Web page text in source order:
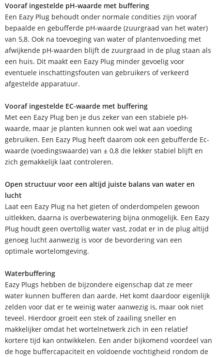
Vooraf ingestelde pH-waarde met buffering
Een Eazy Plug behoudt onder normale condities zijn vooraf
bepaalde en gebufferde pH-waarde (zuurgraad van het water)
van 5,8. Ook na toevoeging van water of plantenvoeding met
afwijkende pH-waarden blijft de zuurgraad in de plug staan als
een huis. Dit maakt een Eazy Plug minder gevoelig voor
eventuele inschattingsfouten van gebruikers of verkeerd
afgestelde apparatuur.
Vooraf ingestelde EC-waarde met buffering
Met een Eazy Plug ben je dus zeker van een stabiele pH-
waarde, maar je planten kunnen ook wel wat aan voeding
gebruiken. Een Eazy Plug heeft daarom ook een gebufferde Ec-
waarde (voedingswaarde) van ± 0,8 die lekker stabiel blijft en
zich gemakkelijk laat controleren.
Open structuur voor een altijd juiste balans van water en
lucht
Laat een Eazy Plug na het gieten of onderdompelen gewoon
uitlekken, daarna is overbewatering bijna onmogelijk. Een Eazy
Plug houdt geen overtollig water vast, zodat er in de plug altijd
genoeg lucht aanwezig is voor de bevordering van een
optimale wortelomgeving.
Waterbuffering
Eazy Plugs hebben de bijzondere eigenschap dat ze meer
water kunnen bufferen dan aarde. Het komt daardoor eigenlijk
zelden voor dat er te weinig water aanwezig is, maar ook niet
teveel. Hierdoor groeit een stek of zaailing sneller en
makkelijker omdat het wortelnetwerk zich in een relatief
kortere tijd kan ontwikkelen. Een ander bijkomend voordeel van
de hoge buffercapaciteit en voldoende vochtigheid rondom de